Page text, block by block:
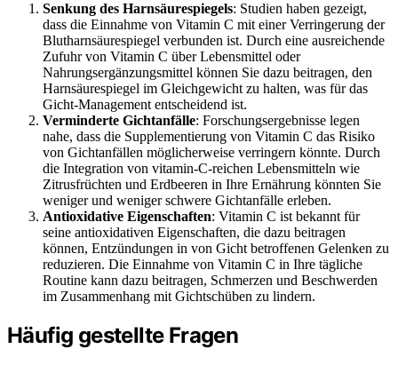
Senkung des Harnsäurespiegels: Studien haben gezeigt,
dass die Einnahme von Vitamin C mit einer Verringerung der
Blutharnsäurespiegel verbunden ist. Durch eine ausreichende
Zufuhr von Vitamin C über Lebensmittel oder
Nahrungsergänzungsmittel können Sie dazu beitragen, den
Harnsäurespiegel im Gleichgewicht zu halten, was für das
Gicht-Management entscheidend ist.
Verminderte Gichtanfälle: Forschungsergebnisse legen
nahe, dass die Supplementierung von Vitamin C das Risiko
von Gichtanfällen möglicherweise verringern könnte. Durch
die Integration von vitamin-C-reichen Lebensmitteln wie
Zitrusfrüchten und Erdbeeren in Ihre Ernährung könnten Sie
weniger und weniger schwere Gichtanfälle erleben.
Antioxidative Eigenschaften: Vitamin C ist bekannt für
seine antioxidativen Eigenschaften, die dazu beitragen
können, Entzündungen in von Gicht betroffenen Gelenken zu
reduzieren. Die Einnahme von Vitamin C in Ihre tägliche
Routine kann dazu beitragen, Schmerzen und Beschwerden
im Zusammenhang mit Gichtschüben zu lindern.
Häufig gestellte Fragen